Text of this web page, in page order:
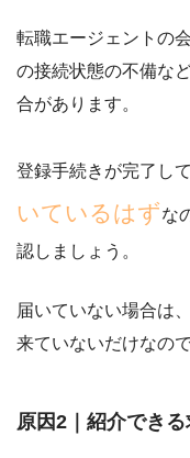
転職エージェントの
の接続状態の不備な
合があります。
登録手続きが完了して
いているはずな
認しましょう。
届いていない場合は、
来ていないだけなの
原因2｜紹介でき